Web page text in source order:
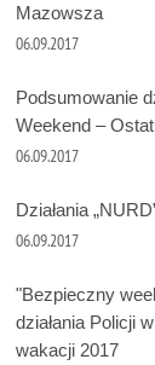
Mazowsza
06.09.2017
Podsumowanie
Weekend –
06.09.2017
Działania
06.09.2017
"Bezpieczny
działania Policji
wakacji 2017